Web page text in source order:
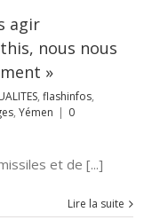
agir
nous nous
»
, flashinfos,
, Yémen | 0
et de [...]
Lire la suite